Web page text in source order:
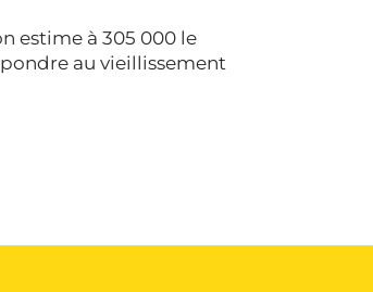
estime à 305 000 le
au vieillissement